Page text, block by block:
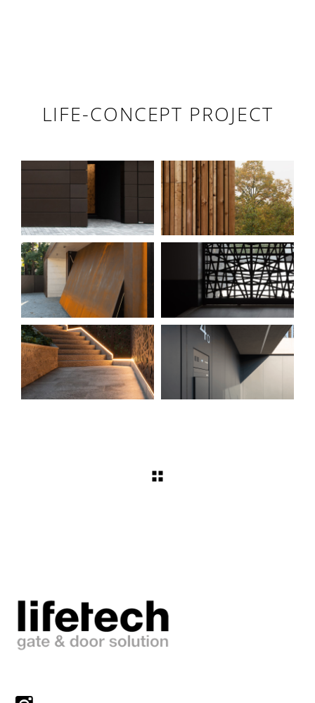
LIFE-CONCEPT PROJECT
BRONZITE SILVA
OXIDIA ARTEMISIA
LUCEA ORIS